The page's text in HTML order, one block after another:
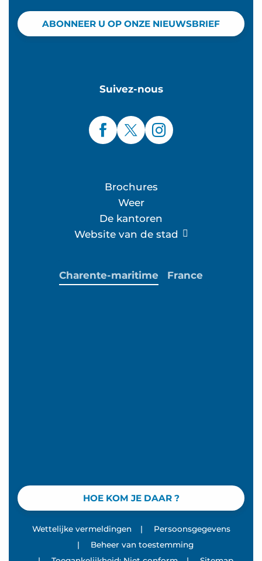
ABONNEER U OP ONZE NIEUWSBRIEF
Suivez-nous
Brochures
Weer
De kantoren
Website van de stad
HOE KOM JE DAAR ?
Charente-maritime France
Wettelijke vermeldingen |
Persoonsgegevens
|
Beheer van toestemming